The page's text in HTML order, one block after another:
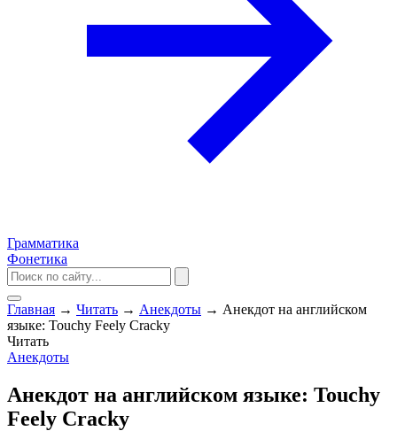
Грамматика
Фонетика
Главная → Читать → Анекдоты → Анекдот на английском
языке: Touchy Feely Cracky
Читать
Анекдоты
Анекдот на английском языке: Touchy
Feely Cracky